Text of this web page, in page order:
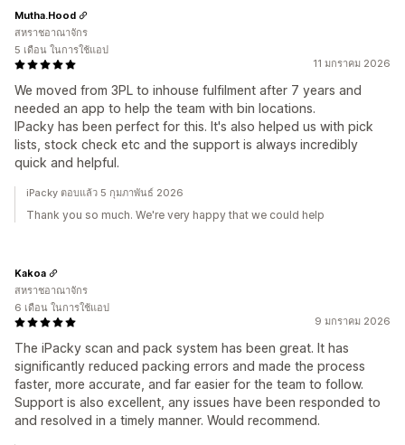
11 มกราคม 2026
We moved from 3PL to inhouse fulfilment after 7 years and
needed an app to help the team with bin locations.
IPacky has been perfect for this. It's also helped us with pick
lists, stock check etc and the support is always incredibly
quick and helpful.
Mutha.Hood
สหราชอาณาจักร
5 เดือน ในการใช้แอป
iPacky ตอบแล้ว 5 กุมภาพันธ์ 2026
Thank you so much. We're very happy that we could help
9 มกราคม 2026
The iPacky scan and pack system has been great. It has
significantly reduced packing errors and made the process
faster, more accurate, and far easier for the team to follow.
Support is also excellent, any issues have been responded to
and resolved in a timely manner. Would recommend.
Kakoa
สหราชอาณาจักร
6 เดือน ในการใช้แอป